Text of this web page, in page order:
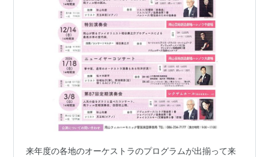
来年度の各地のオーケストラのプログラムが出揃って来